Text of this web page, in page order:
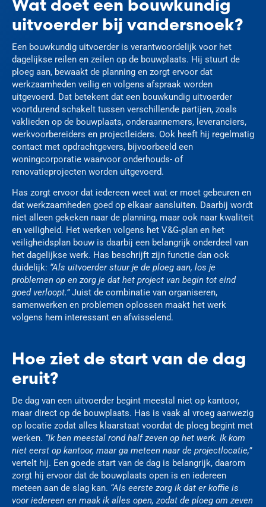
Wat doet een bouwkundig
uitvoerder bij vandersnoek?
Een bouwkundig uitvoerder is verantwoordelijk voor het
dagelijkse reilen en zeilen op de bouwplaats. Hij stuurt de
ploeg aan, bewaakt de planning en zorgt ervoor dat
werkzaamheden veilig en volgens afspraak worden
uitgevoerd. Dat betekent dat een bouwkundig uitvoerder
voortdurend schakelt tussen verschillende partijen, zoals
vaklieden op de bouwplaats, onderaannemers, leveranciers,
werkvoorbereiders en projectleiders. Ook heeft hij regelmatig
contact met opdrachtgevers, bijvoorbeeld een
woningcorporatie waarvoor onderhouds- of
renovatieprojecten worden uitgevoerd.
Has zorgt ervoor dat iedereen weet wat er moet gebeuren en
dat werkzaamheden goed op elkaar aansluiten. Daarbij wordt
niet alleen gekeken naar de planning, maar ook naar kwaliteit
en veiligheid. Het werken volgens het V&G-plan en het
veiligheidsplan bouw is daarbij een belangrijk onderdeel van
het dagelijkse werk. Has beschrijft zijn functie dan ook
duidelijk: “Als uitvoerder stuur je de ploeg aan, los je
problemen op en zorg je dat het project van begin tot eind
goed verloopt.”Juist de combinatie van organiseren,
samenwerken en problemen oplossen maakt het werk
volgens hem interessant en afwisselend.
Hoe ziet de start van de dag
eruit?
De dag van een uitvoerder begint meestal niet op kantoor,
maar direct op de bouwplaats. Has is vaak al vroeg aanwezig
op locatie zodat alles klaarstaat voordat de ploeg begint met
werken. “Ik ben meestal rond half zeven op het werk. Ik kom
niet eerst op kantoor, maar ga meteen naar de projectlocatie,”
vertelt hij. Een goede start van de dag is belangrijk, daarom
zorgt hij ervoor dat de bouwplaats open is en iedereen
meteen aan de slag kan. “Als eerste zorg ik dat er koffie is
voor iedereen en maak ik alles open, zodat de ploeg om zeven